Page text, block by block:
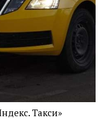
Такси»